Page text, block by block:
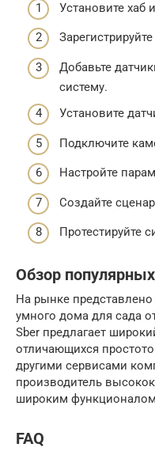
Установите хаб
Добавьте
систему.
Установите
Подключите
Настройте
Создайте
Протестируйте
Обзор
На рынке
умного дома для сада
Sber предлагает
отличающихся
другими сервисами
производитель
широким
FAQ